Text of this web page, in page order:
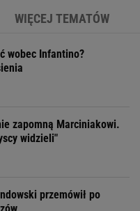
WIĘCEJ TEMATÓW
wobec Infantino?
zapomną Marciniakowi.
widzieli"
przemówił po